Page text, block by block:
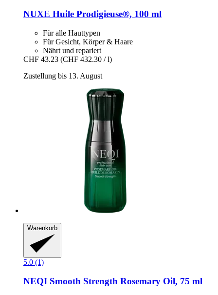
NUXE Huile Prodigieuse®, 100 ml
Für alle Hauttypen
Für Gesicht, Körper & Haare
Nährt und repariert
CHF 43.23 (CHF 432.30 / l)
Zustellung bis 13. August
Warenkorb
5.0 (1)
NEQI Smooth Strength Rosemary Oil, 75 ml